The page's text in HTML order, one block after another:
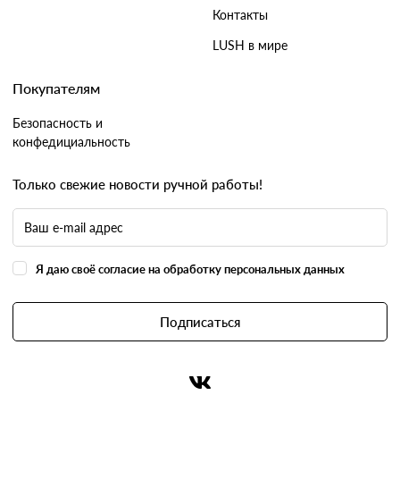
Контакты
LUSH в мире
Покупателям
Безопасность и
конфедициальность
Только свежие новости ручной работы!
Я даю своё согласие на обработку персональных данных
Подписаться